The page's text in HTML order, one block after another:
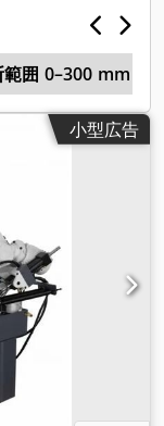
範囲 0–300 mm
小型広告